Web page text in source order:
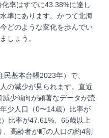
率はすでに43.38%に達し
準にあります。かつて北海
どのような変化を歩んでい
しょう。
民基本台帳2023年）で、
の減少が見られます。直近
少傾向が顕著なデータが読
少人口（0〜14歳）比率が
比率が47.61%、65歳以上
高齢者が町の人口の約4割